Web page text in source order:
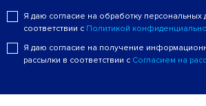
Я даю согласие на обработку персональных
соответствии с Политикой
Я даю согласие на получение
рассылки в соответствии с Согласием на